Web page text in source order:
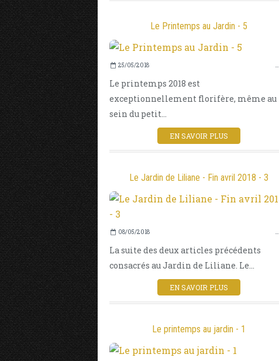
Le Printemps au Jardin - 5
25/05/2018 …
Le printemps 2018 est
exceptionnellement florifère, même au
sein du petit...
EN SAVOIR PLUS
Le Jardin de Liliane - Fin avril 2018 - 3
08/05/2018 …
La suite des deux articles précédents
consacrés au Jardin de Liliane. Le...
EN SAVOIR PLUS
Le printemps au jardin - 1